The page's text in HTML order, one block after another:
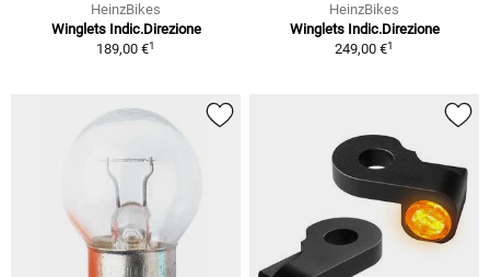
HeinzBikes
Winglets Indic.Direzione
189,00 €1
HeinzBikes
Winglets Indic.Direzione
249,00 €1